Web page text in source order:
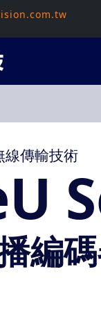
線傳輸技術
編